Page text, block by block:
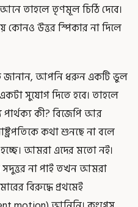
তাহলে তৃণমূল চিঠি দেবে।
কোনও উত্তর স্পিকার না দিলে
জানান, আপনি ধরুন একটি ভুল
সুযোগ দিতে হবে। তাহলে
কী? বিজেপি আর
কথা শুনছে না বলে
আমরা এদের মতো নই।
না পাই তখন আমরা
বিরুদ্ধে প্রথমেই